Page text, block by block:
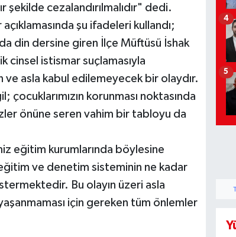
cezalandırılmalıdır" dedi.
şu ifadeleri kullandı;
din dersine giren İlçe Müftüsü İshak
cinsel istismar suçlamasıyla
asla kabul edilemeyecek bir olaydır.
korunması noktasında
önüne seren vahim bir tabloyu da
eğitim kurumlarında böylesine
eğitim ve denetim sisteminin ne kadar
Bu olayın üzeri asla
için gereken tüm önlemler
4
5